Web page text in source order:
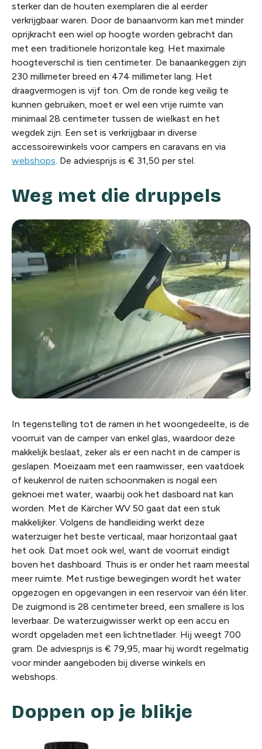
sterker dan de houten exemplaren die al eerder
verkrijgbaar waren. Door de banaanvorm kan met minder
oprijkracht een wiel op hoogte worden gebracht dan
met een traditionele horizontale keg. Het maximale
hoogteverschil is tien centimeter. De banaankeggen zijn
230 millimeter breed en 474 millimeter lang. Het
draagvermogen is vijf ton. Om de ronde keg veilig te
kunnen gebruiken, moet er wel een vrije ruimte van
minimaal 28 centimeter tussen de wielkast en het
wegdek zijn. Een set is verkrijgbaar in diverse
accessoirewinkels voor campers en caravans en via
webshops. De adviesprijs is € 31,50 per stel.
Weg met die druppels
In tegenstelling tot de ramen in het woongedeelte, is de
voorruit van de camper van enkel glas, waardoor deze
makkelijk beslaat, zeker als er een nacht in de camper is
geslapen. Moeizaam met een raamwisser, een vaatdoek
of keukenrol de ruiten schoonmaken is nogal een
geknoei met water, waarbij ook het dasboard nat kan
worden. Met de Kärcher WV 50 gaat dat een stuk
makkelijker. Volgens de handleiding werkt deze
waterzuiger het beste verticaal, maar horizontaal gaat
het ook. Dat moet ook wel, want de voorruit eindigt
boven het dashboard. Thuis is er onder het raam meestal
meer ruimte. Met rustige bewegingen wordt het water
opgezogen en opgevangen in een reservoir van één liter.
De zuigmond is 28 centimeter breed, een smallere is los
leverbaar. De waterzuigwisser werkt op een accu en
wordt opgeladen met een lichtnetlader. Hij weegt 700
gram. De adviesprijs is € 79,95, maar hij wordt regelmatig
voor minder aangeboden bij diverse winkels en
webshops.
Doppen op je blikje